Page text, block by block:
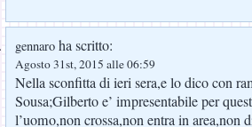
gennaro ha scritto:
Agosto 31st, 2015 alle 06:59
Nella sconfitta di ieri sera,e lo dico con
Sousa;Gilberto e’ impresentabile per
l’uomo,non crossa,non entra in area,non